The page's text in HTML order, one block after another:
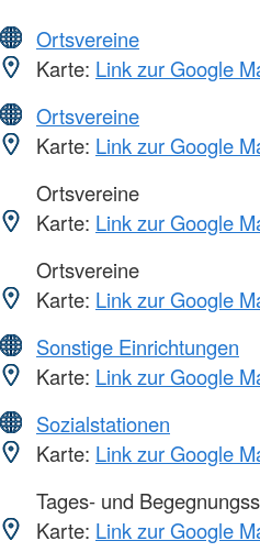
Ortsvereine
Karte: Link zur Google
Ortsvereine
Karte: Link zur Google
Ortsvereine
Karte: Link zur Google
Ortsvereine
Karte: Link zur Google
Sonstige Einrichtungen
Karte: Link zur Google
Sozialstationen
Karte: Link zur Google
Tages- und
Karte: Link zur Google